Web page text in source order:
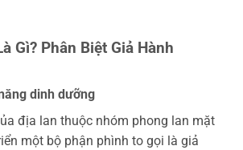
Gì? Phân Biệt Giả Hành
dinh dưỡng
địa lan thuộc nhóm phong lan mặt
một bộ phận phình to gọi là giả